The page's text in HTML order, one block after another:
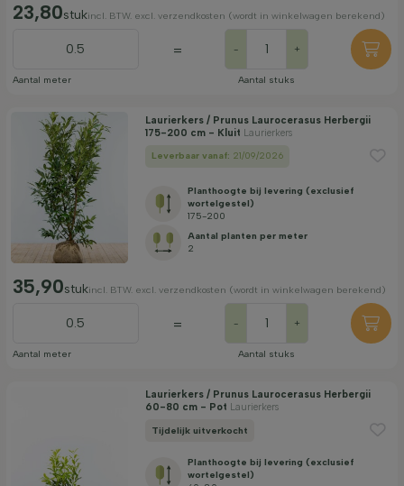
23,80stukincl. BTW. excl. verzendkosten (wordt in winkelwagen berekend)
Aantal meter
= - +
Aantal stuks
Laurierkers / Prunus Laurocerasus Herbergii
175-200 cm - Kluit Laurierkers
Leverbaar vanaf: 21/09/2026
Planthoogte bij levering (exclusief
wortelgestel)
175-200
Aantal planten per meter
2
35,90stukincl. BTW. excl. verzendkosten (wordt in winkelwagen berekend)
Aantal meter
= - +
Aantal stuks
Laurierkers / Prunus Laurocerasus Herbergii
60-80 cm - Pot Laurierkers
Tijdelijk uitverkocht
Planthoogte bij levering (exclusief
wortelgestel)